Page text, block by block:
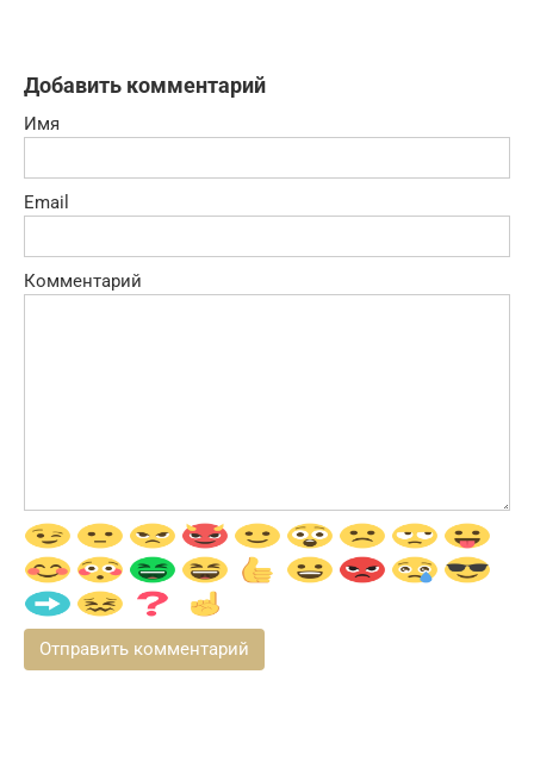
Добавить комментарий
Имя
Email
Комментарий